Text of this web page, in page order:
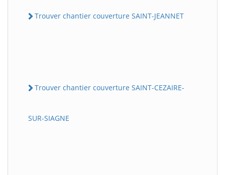
Trouver chantier couverture SAINT-JEANNET
Trouver chantier couverture SAINT-CEZAIRE-
SUR-SIAGNE